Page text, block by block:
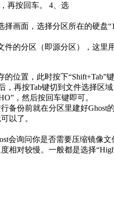
再按回车。 4、选
择画面，选择分区所在的硬盘
件的分区（即源分区），这里
的位置，此时按下
，再按Tab键切到文件选择区
，然后按回车键即可。
备份前就在分区里建好Ghost
以了。
会询问你是否需要压缩镜像
相对较慢。一般都是选择